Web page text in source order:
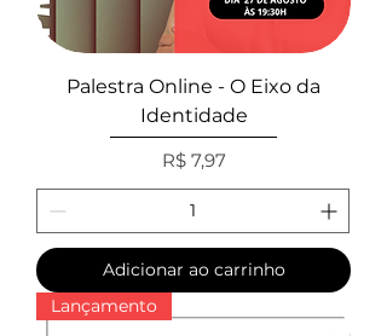
Palestra Online - O Eixo da
Identidade
Preço
R$ 7,97
Adicionar ao carrinho
Lançamento